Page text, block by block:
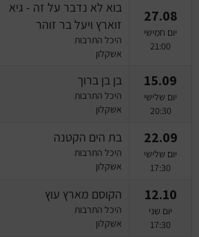
27.08
יום חמישי
21:00
בוא לא נדבר על זה - גיא
זוארץ ויעל בר זוהר
היכל התרבות
אשקלון
15.09
יום שלישי
20:30
בן בן ברוך
היכל התרבות
אשקלון
22.09
יום שלישי
17:30
בת הים הקטנה
היכל התרבות
אשקלון
12.10
יום שני
17:30
הקוסם מארץ עוץ
היכל התרבות
אשקלון